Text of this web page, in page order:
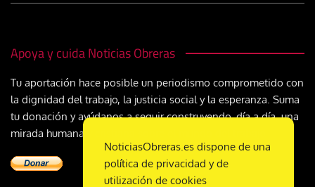
Apoya y cuida Noticias Obreras
Tu aportación hace posible un periodismo comprometido con
la dignidad del trabajo, la justicia social y la esperanza. Suma
tu donación y ayúdanos a seguir construyendo, día a día, una
mirada humana y cristiana sobre el mundo del trabajo
NoticiasObreras.es dispone de una
política de privacidad y de
utilización de cookies